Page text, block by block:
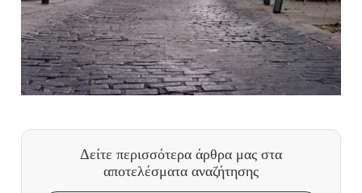
Δείτε περισσότερα άρθρα μας στα
αποτελέσματα αναζήτησης